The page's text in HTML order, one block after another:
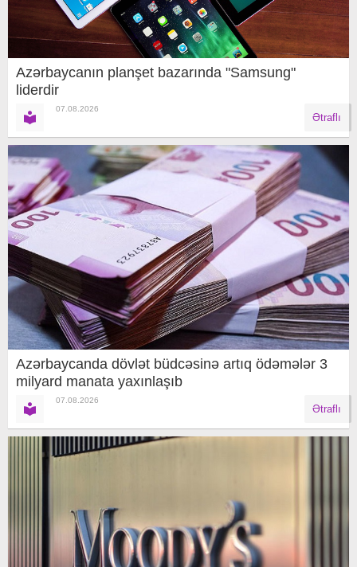
Azərbaycanın planşet bazarında "Samsung"
liderdir
07.08.2026
Ətraflı
Azərbaycanda dövlət büdcəsinə artıq ödəmələr 3
milyard manata yaxınlaşıb
07.08.2026
Ətraflı